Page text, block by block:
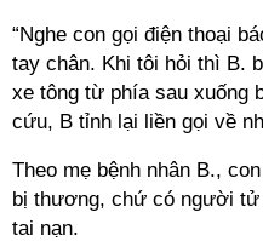
“Nghe con gọi điện thoại
tay chân. Khi tôi hỏi thì B.
xe tông từ phía sau xuống
cứu, B tỉnh lại liền gọi về
Theo mẹ bệnh nhân B.,
bị thương, chứ có người
tai nạn.